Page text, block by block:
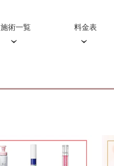
施術一覧
リジュラン注射
料金表